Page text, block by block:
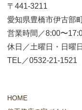
〒441-3211
愛知県豊橋市伊古部
営業時間／8:00〜
休日／土曜日・日曜
TEL／0532-21-
HOME